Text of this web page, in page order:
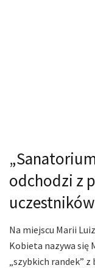
odchodzi z
uczestników
Na miejscu Marii
Kobieta nazywa się
„szybkich randek”